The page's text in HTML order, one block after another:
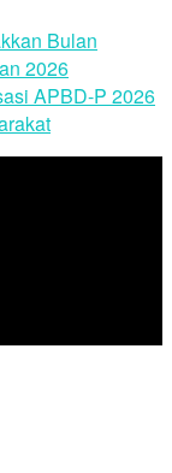
Bulan
2026
APBD-P 2026